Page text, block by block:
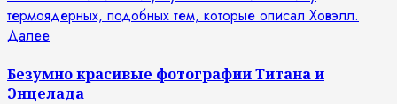
ДалееСледующая
Безумно красивые фотографии Титана и
Энцелада